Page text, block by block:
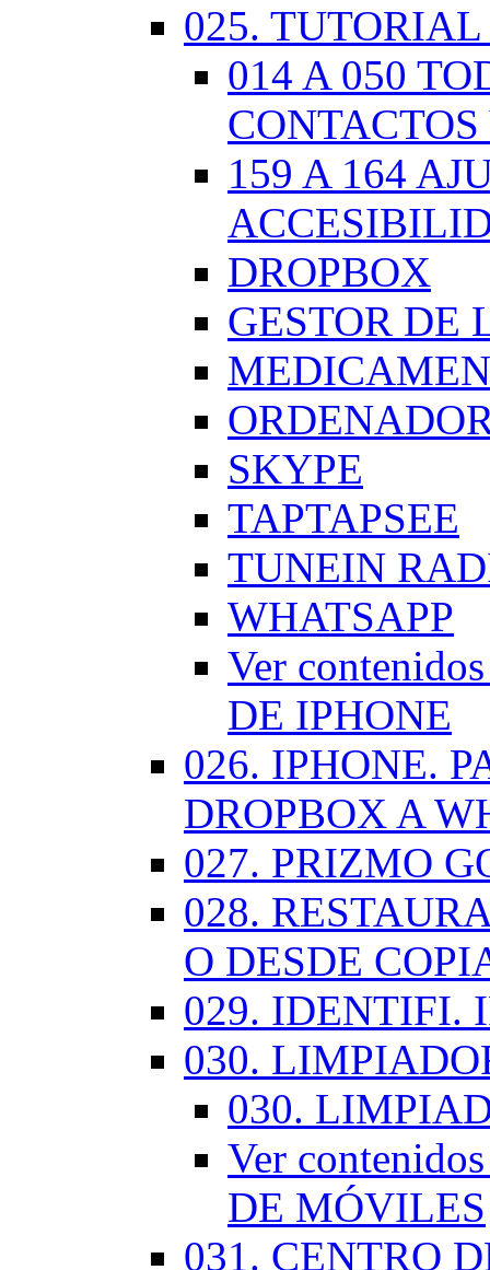
025.
014 A 050
159 A 164
DROPBOX
GESTOR DE
SKYPE
TAPTAPSEE
TUNEIN
WHATSAPP
Ver
DE IPHONE
026. IPHONE.
DROPBOX A
027. PRIZMO
028.
O DESDE
029. IDENTIFI.
030.
030.
Ver
DE MÓVILES
031. CENTRO